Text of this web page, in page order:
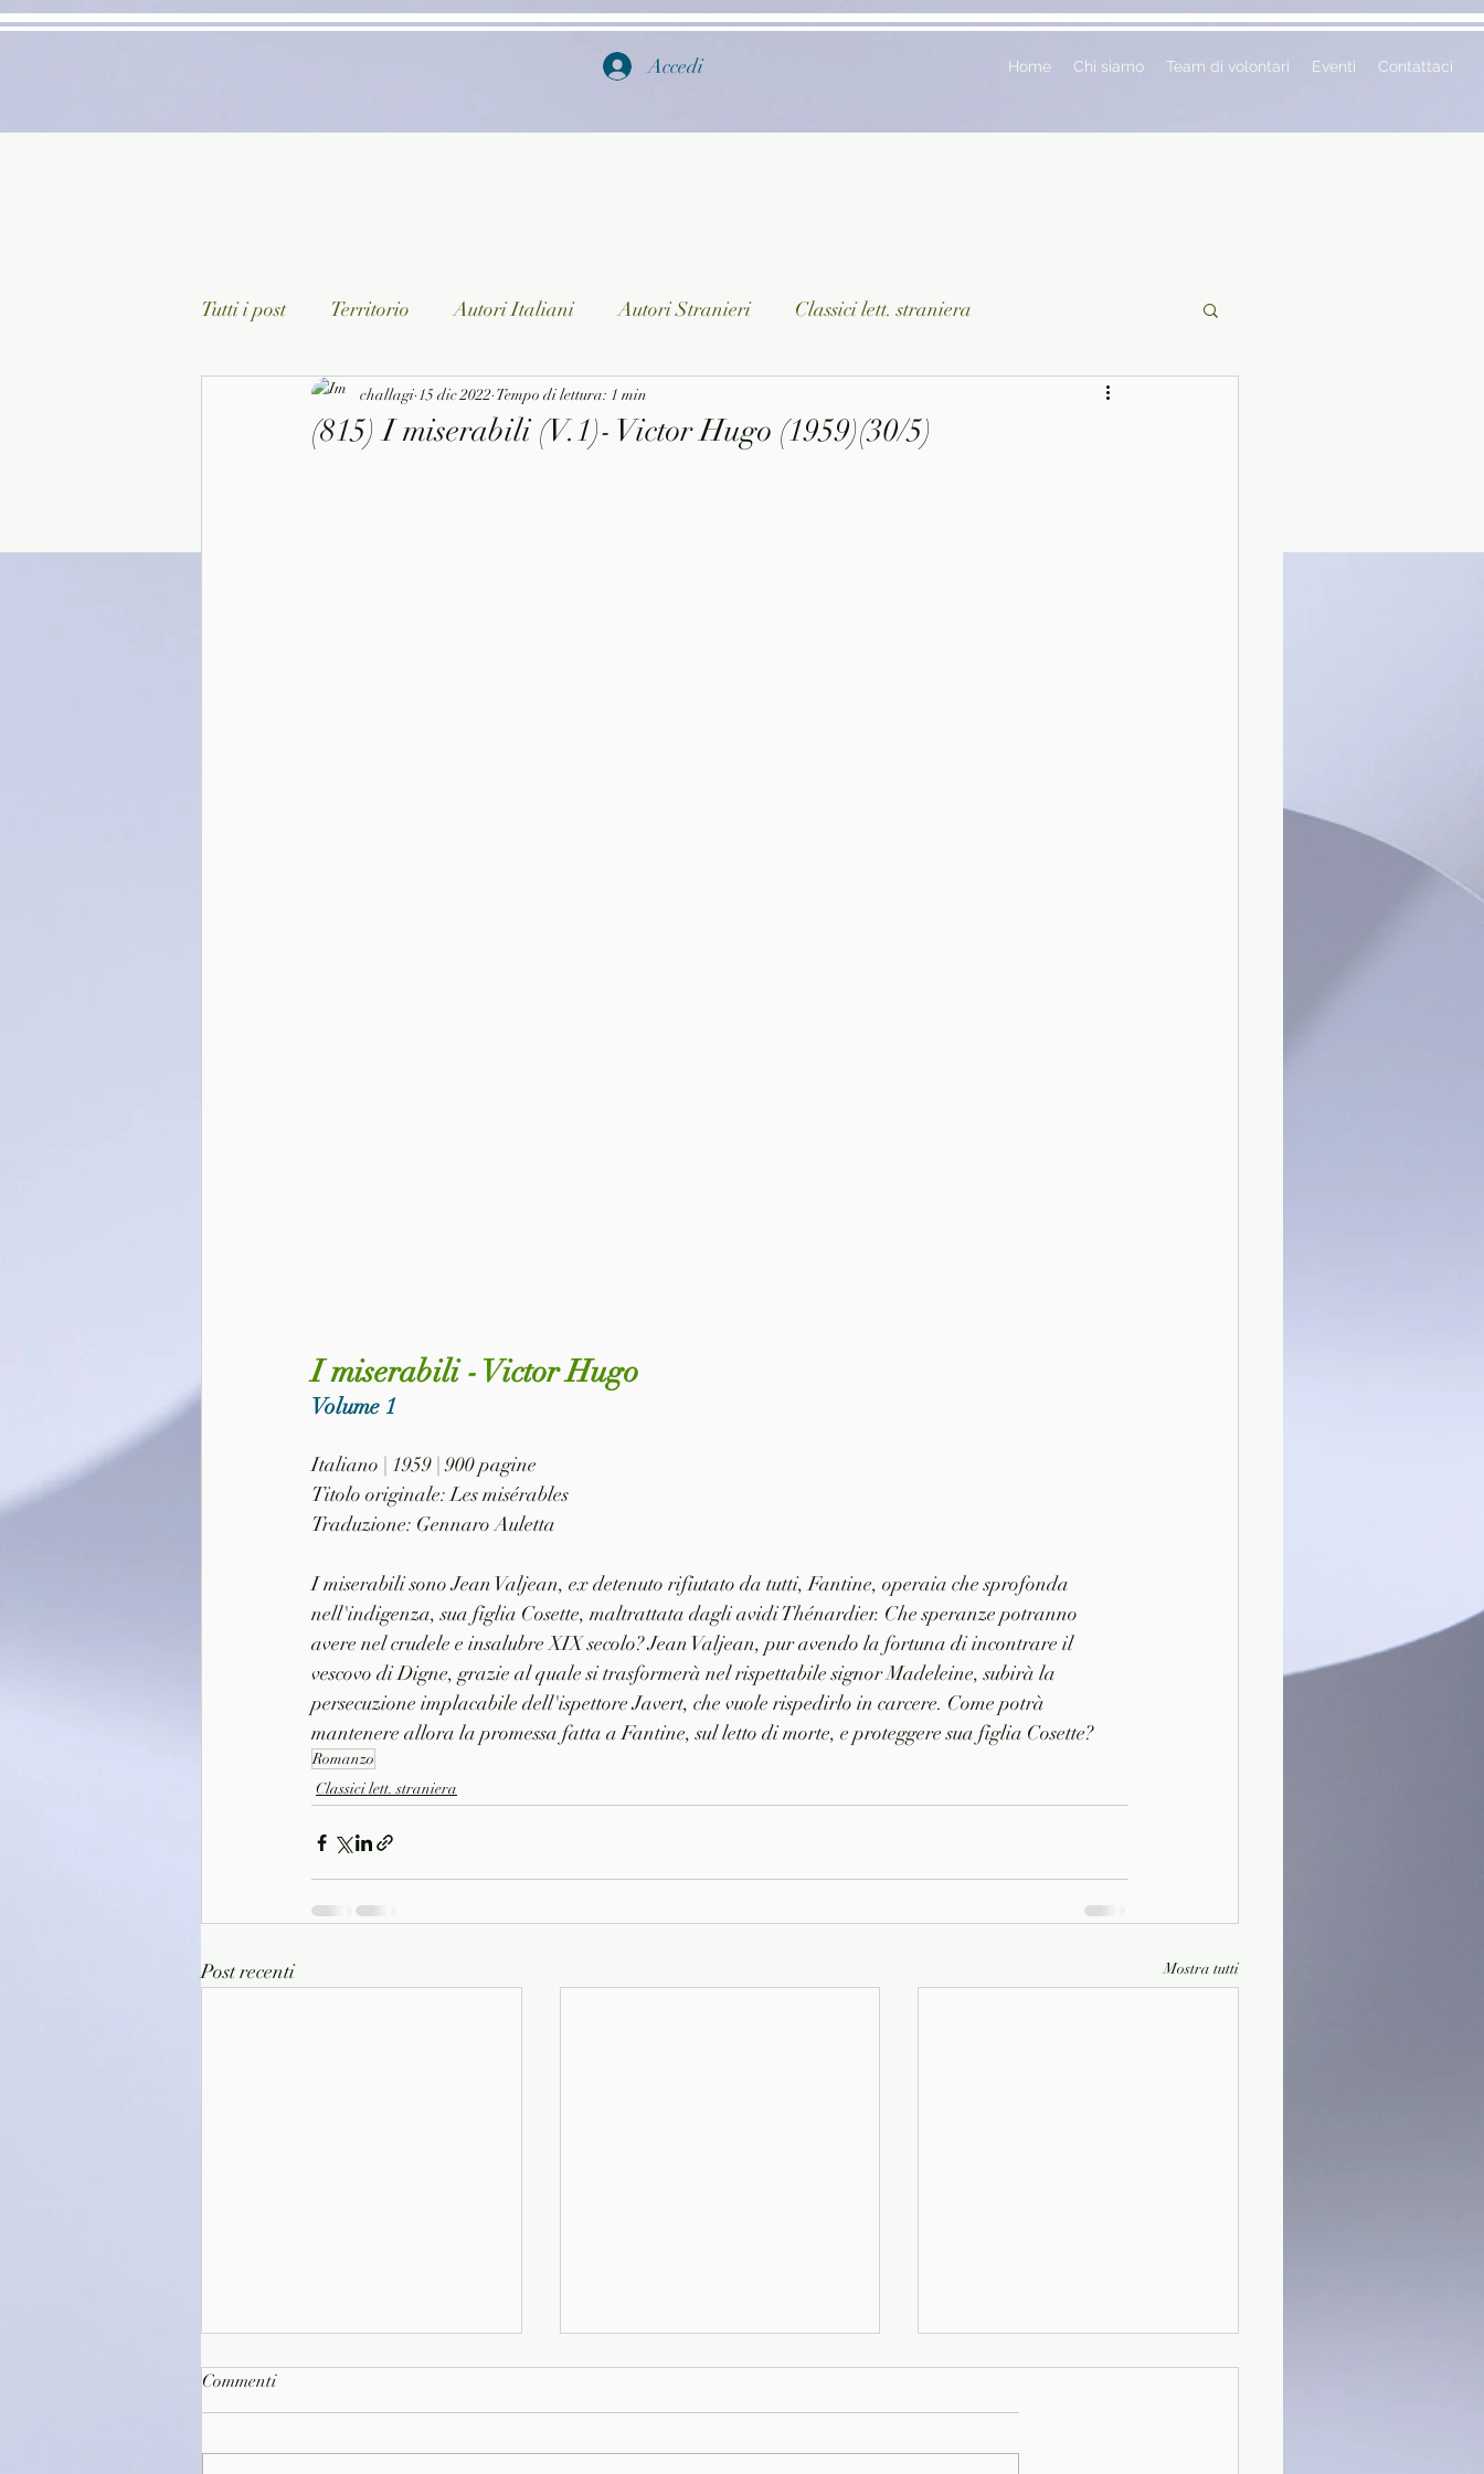
Accedi Home Chi siamo Team di volontari Eventi Contattaci
Tutti i post Territorio Autori Italiani Autori Stranieri Classici lett. straniera
Classici lett. italiana Saggistica Ragazzi
(815) I miserabili (V.1)- Victor Hugo (1959)(30/5)
challagi 15 dic 2022 Tempo di lettura: 1 min
I miserabili - Victor Hugo
Volume 1
Italiano | 1959 | 900 pagine
Titolo originale: Les misérables
Traduzione: Gennaro Auletta
I miserabili sono Jean Valjean, ex detenuto rifiutato da tutti, Fantine, operaia che sprofonda
nell'indigenza, sua figlia Cosette, maltrattata dagli avidi Thénardier. Che speranze potranno
avere nel crudele e insalubre XIX secolo? Jean Valjean, pur avendo la fortuna di incontrare il
vescovo di Digne, grazie al quale si trasformerà nel rispettabile signor Madeleine, subirà la
persecuzione implacabile dell'ispettore Javert, che vuole rispedirlo in carcere. Come potrà
mantenere allora la promessa fatta a Fantine, sul letto di morte, e proteggere sua figlia Cosette?
Romanzo
Classici lett. straniera
Post recenti Mostra tutti
Commenti